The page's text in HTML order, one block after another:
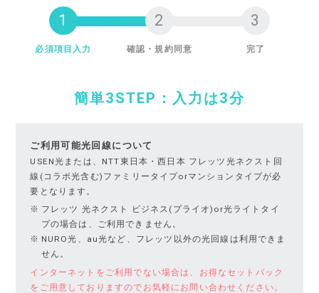
必須項目入力 確認・規約同意 完了
簡単3STEP：入力は3分
ご利用可能光回線について
USEN光または、NTT東日本・西日本 フレッツ光ネクスト回
線(コラボ光含む)ファミリータイプorマンションタイプが必
要となります。
フレッツ 光ネクスト ビジネス(プライオ)or光ライトタイ
プの場合は、ご利用できません。
NURO光、au光など、フレッツ以外の光回線は利用できま
せん。
インターネットをご利用でない場合は、お得なセットパック
をご用意しておりますのでお気軽にお問い合わせください。